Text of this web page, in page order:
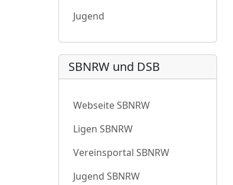
Jugend
SBNRW und DSB
Webseite SBNRW
Ligen SBNRW
Vereinsportal SBNRW
Jugend SBNRW